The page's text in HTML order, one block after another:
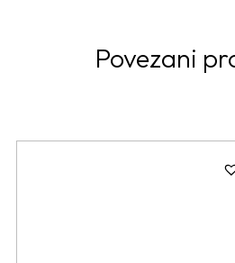
Povezani